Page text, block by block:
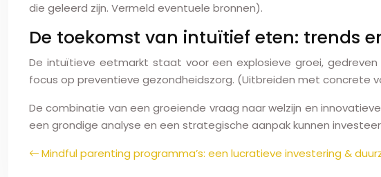
die geleerd zijn. Vermeld eventuele bronnen).
De toekomst van intuïtief eten: trends
De intuïtieve eetmarkt staat voor een explosieve groei,
focus op preventieve gezondheidszorg. (Uitbreiden met concrete
De combinatie van een groeiende vraag naar welzijn en
een grondige analyse en een strategische aanpak kunnen
Mindful parenting programma’s: een lucratieve investering &